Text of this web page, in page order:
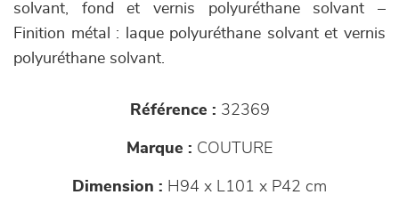
solvant, fond et vernis polyuréthane solvant –
Finition métal : laque polyuréthane solvant et vernis
polyuréthane solvant.
Référence : 32369
Marque : COUTURE
Dimension : H94 x L101 x P42 cm